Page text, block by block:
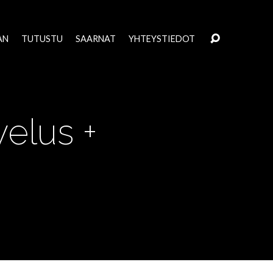
TUTUSTU SAARNAT YHTEYSTIEDOT
+